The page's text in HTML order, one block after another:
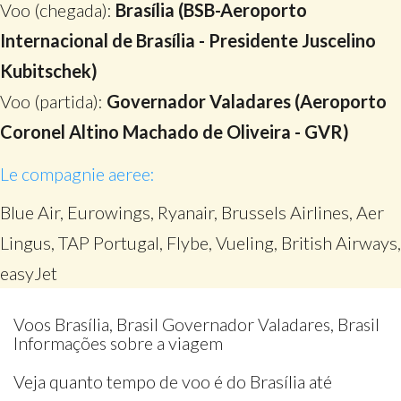
Voo (chegada): Brasília (BSB-Aeroporto
Internacional de Brasília - Presidente Juscelino
Kubitschek)
Voo (partida): Governador Valadares (Aeroporto
Coronel Altino Machado de Oliveira - GVR)
Le compagnie aeree:
Blue Air, Eurowings, Ryanair, Brussels Airlines, Aer
Lingus, TAP Portugal, Flybe, Vueling, British Airways,
easyJet
Voos Brasília, Brasil Governador Valadares, Brasil
Informações sobre a viagem
Veja quanto tempo de voo é do Brasília até